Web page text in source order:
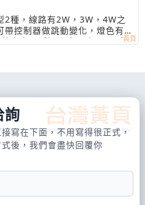
2種，線路有2W，3W，4W之
控制器做跳動變化，燈色有
白光/四彩可選擇，每50M或1
詢
寫在下面，不用寫得很正式，
後，我們會盡快回覆你